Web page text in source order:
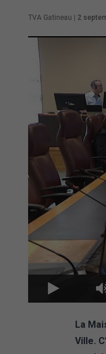
TVA Gatineau 2
La
Ville.